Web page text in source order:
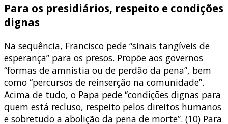
Para os presidiários, respeito e condições
dignas
Na sequência, Francisco pede “sinais tangíveis de
esperança” para os presos. Propõe aos governos
“formas de amnistia ou de perdão da pena”, bem
como “percursos de reinserção na comunidade”.
Acima de tudo, o Papa pede “condições dignas para
quem está recluso, respeito pelos direitos humanos
e sobretudo a abolição da pena de morte”. (10) Para